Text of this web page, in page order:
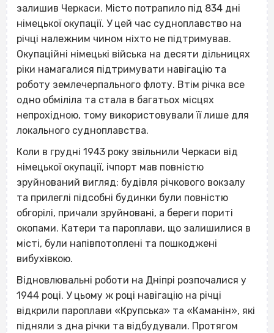
залишив Черкаси. Місто потрапило під 834 дні
німецької окупації. У цей час судноплавство на
річці належним чином ніхто не підтримував.
Окупаційні німецькі війська на десяти дільницях
ріки намагалися підтримувати навігацію та
роботу землечерпального флоту. Втім річка все
одно обміліла та стала в багатьох місцях
непрохідною, тому використовували її лише для
локального судноплавства.
Коли в грудні 1943 року звільнили Черкаси від
німецької окупації, ічпорт мав повністю
зруйнований вигляд: будівля річкового вокзалу
та прилеглі підсобні будинки були повністю
обгорілі, причали зруйновані, а береги пориті
окопами. Катери та пароплави, що залишилися в
місті, були напівпотоплені та пошкоджені
вибухівкою.
Відновлювальні роботи на Дніпрі розпочалися у
1944 році. У цьому ж році навігацію на річці
відкрили пароплави «Крупська» та «Каманін», які
підняли з дна річки та відбудували. Протягом